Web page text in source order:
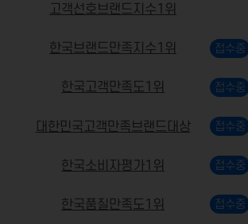
고객선호브랜드지수1위
한국브랜드만족지수1위
한국고객만족도1위
대한민국고객만족브랜드대상
한국소비자평가1위
한국품질만족도1위